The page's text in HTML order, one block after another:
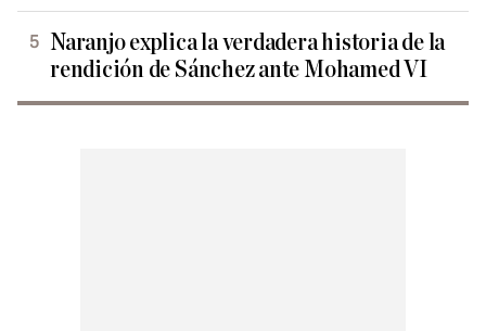
Naranjo explica la verdadera historia de la
rendición de Sánchez ante Mohamed VI